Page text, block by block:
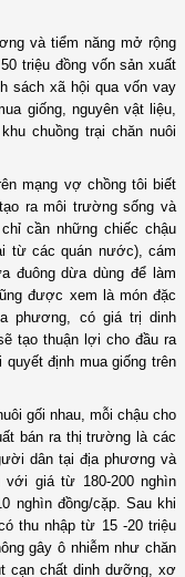
và tiểm năng mở rộng
triệu đồng vốn sản xuất
sách xã hội qua vốn vay
giống, nguyên vật liệu,
chuồng trại chăn nuôi
mạng vợ chồng tôi biết
ra môi trường sống và
cần những chiếc chậu
từ các quán nước), cám
đuông dừa dùng để làm
được xem là món đặc
phương, có giá trị dinh
tạo thuận lợi cho đầu ra
định mua giống trên
gối nhau, mỗi chậu cho
bán ra thị trường là các
dân tại địa phương và
với giá từ 180-200 nghìn
nghìn đồng/cặp. Sau khi
thu nhập từ 15 -20 triệu
gây ô nhiễm như chăn
cạn chất dinh dưỡng, xơ